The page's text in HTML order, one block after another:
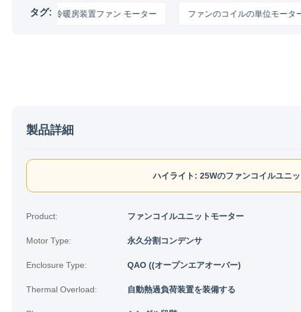
タグ:
冷暖房装置ファン モーター ファンのコイルの単位モーター
製品詳細
ハイライト: 25Wのファンコイルユニ
Product: ファンコイルユニットモーター
Motor Type: 永久分割コンデンサ
Enclosure Type: QAO ((オープンエアオーバー)
Thermal Overload: 自動熱過負荷装置を装備する